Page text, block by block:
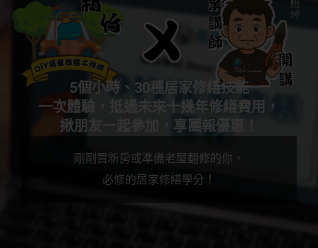
5個小時、30種居家修繕技能
一次體驗，抵過未來十幾年修繕費用，
揪朋友一起參加，享團報優惠！
剛剛買新房或準備老屋翻修的你，
必修的居家修繕學分！錢